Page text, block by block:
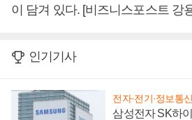
이 담겨 있다. [비즈니스포스트 강
인기기사
전자·전기·정보통신
삼성전자 SK하